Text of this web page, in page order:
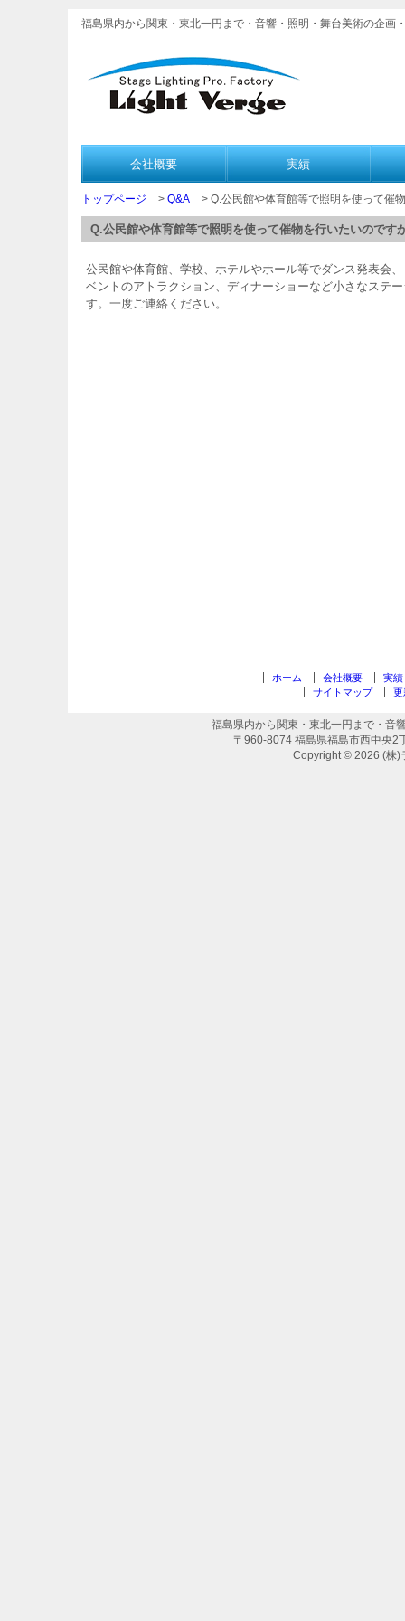
福島県内から関東・東北一円まで・音響・照明・舞台美術の企画
会社概要 実績
トップページ > Q&A > Q.公民館や体育館等で照明を使って催
Q.公民館や体育館等で照明を使って催物を行いたいのです
公民館や体育館、学校、ホテルやホール等でダンス発表会
ベントのアトラクション、ディナーショーなど小さなステ
す。一度ご連絡ください。
ホーム 会社概要
実績
サイトマップ
更
福島県内から関東・東北一円まで・音
〒960-8074 福島県福島市西中央
Copyright © 2026 (株)